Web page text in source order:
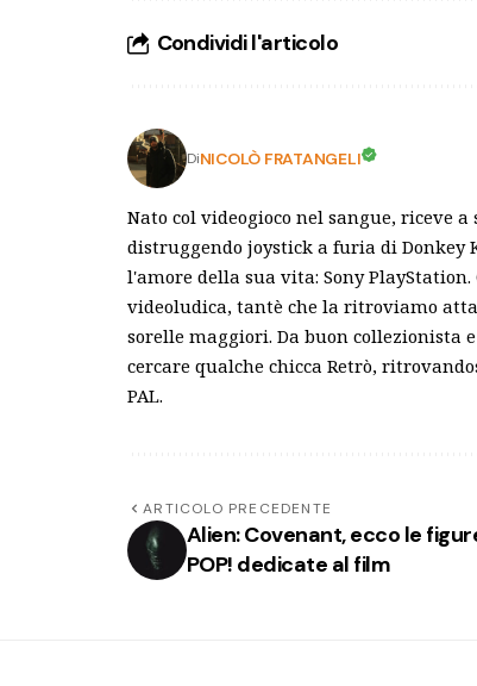
Condividi l'articolo
DiNICOLÒ FRATANGELI
Nato col videogioco nel sangue, riceve
distruggendo joystick a furia di Donkey
l'amore della sua vita: Sony
videoludica, tantè che la ritroviamo
sorelle maggiori. Da buon collezionista
cercare qualche chicca Retrò,
PAL.
ARTICOLO PRECEDENTE
Alien: Covenant, ecco le
POP! dedicate al film